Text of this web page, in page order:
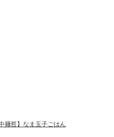
中麺哲】なま玉子ごはん